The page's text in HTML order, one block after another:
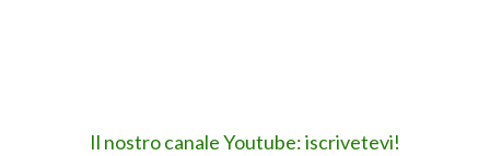
Il nostro canale Youtube: iscrivetevi!